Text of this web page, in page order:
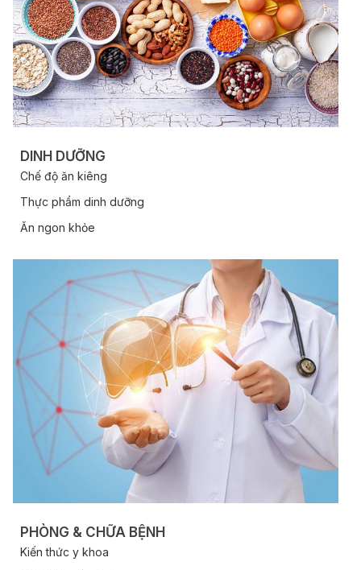
DINH DƯỠNG
Chế độ ăn kiêng
Thực phẩm dinh dưỡng
Ăn ngon khỏe
PHÒNG & CHỮA BỆNH
Kiến thức y khoa